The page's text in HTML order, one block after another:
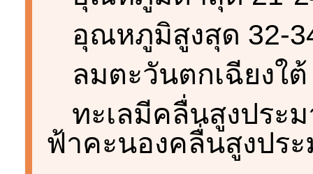
อุณหภูมิสูงสุด 32-
ลมตะวันตกเฉียงใ
ทะเลมีคลื่นสูงประ
ฟ้าคะนองคลื่นสูงปร